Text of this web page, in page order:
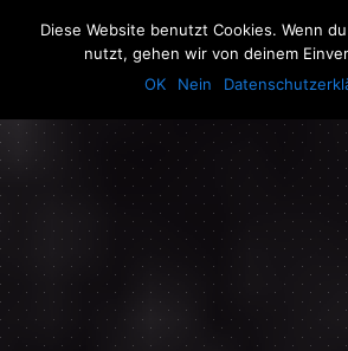
The Howling Men
Diese Website benutzt Cookies. Wenn
nutzt, gehen wir von deinem
OK
Nein